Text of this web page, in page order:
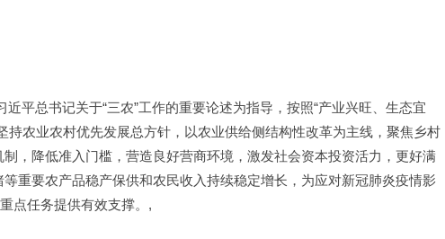
平总书记关于“三农”工作的重要论述为指导，按照“产业兴旺、生态宜
持农业农村优先发展总方针，以农业供给侧结构性改革为主线，聚焦乡村
，降低准入门槛，营造良好营商环境，激发社会资本投资活力，更好满
重要农产品稳产保供和农民收入持续稳定增长，为应对新冠肺炎疫情影
点任务提供有效支撑。,